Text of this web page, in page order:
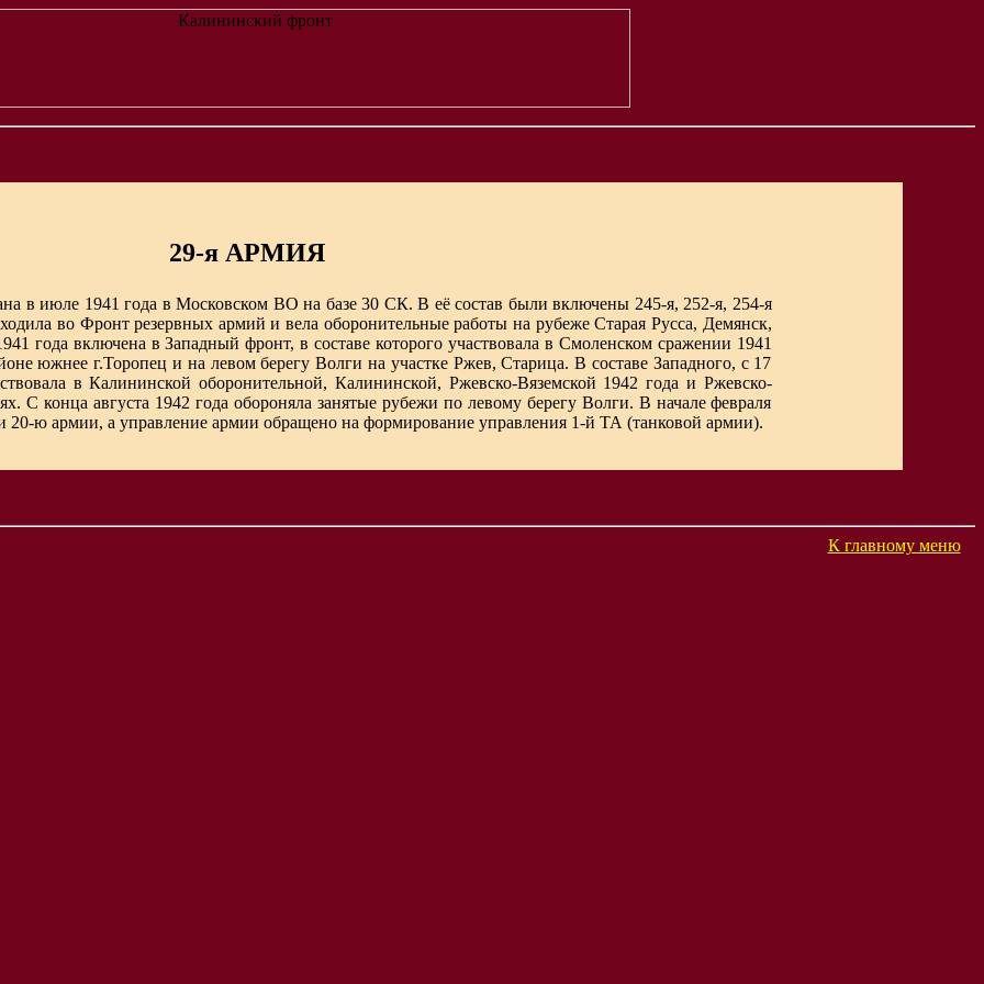
29-я АРМИЯ
в июле 1941 года в Московском ВО на базе 30 СК. В её состав были включены 245-я, 252-я, 254-я
во Фронт резервных армий и вела оборонительные работы на рубеже Старая Русса, Демянск,
года включена в Западный фронт, в составе которого участвовала в Смоленском сражении 1941
южнее г.Торопец и на левом берегу Волги на участке Ржев, Старица. В составе Западного, с 17
в Калининской оборонительной, Калининской, Ржевско-Вяземской 1942 года и Ржевско-
С конца августа 1942 года обороняла занятые рубежи по левому берегу Волги. В начале февраля
20-ю армии, а управление армии обращено на формирование управления 1-й ТА (танковой армии).
К главному меню